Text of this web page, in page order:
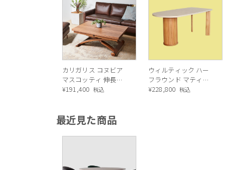
カリガリス コヌビア
マスコッティ 伸長・
昇降式テーブル ／
P201
¥191,400 税込
ウィルティック ハー
フラウンド マティエ
ラ塗装 ダイニングテ
¥228,800 税込
最近見た商品